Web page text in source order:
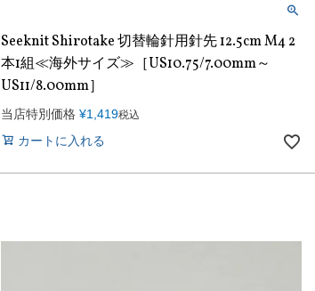
Seeknit Shirotake 切替輪針用針先 12.5cm M4 2
本1組≪海外サイズ≫［US10.75/7.00mm～
US11/8.00mm］
当店特別価格 ¥1,419税込
カートに入れる